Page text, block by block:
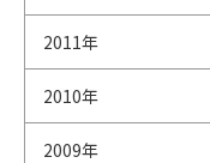
2011年
2010年
2009年